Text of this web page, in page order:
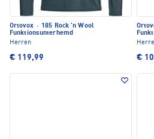
Ortovox · 185 Rock 'n Wool
Funktionsunterhemd
Herren
€ 119,99 €